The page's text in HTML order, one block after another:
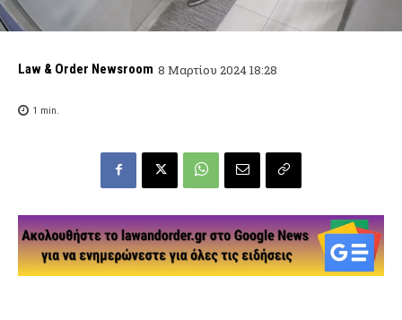
Law & Order Newsroom 8 Μαρτίου 2024 18:28
1 min.